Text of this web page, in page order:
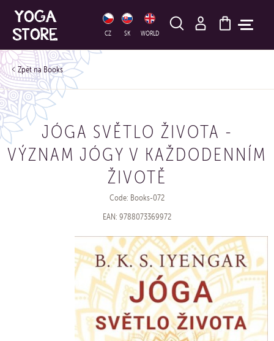
CZ SK WORLD
HLEDAT
Books
JÓGA SVĚTLO ŽIVOTA -
VÝZNAM JÓGY V KAŽDODENNÍM
ŽIVOTĚ
Code: Books-072
EAN: 9788073369972